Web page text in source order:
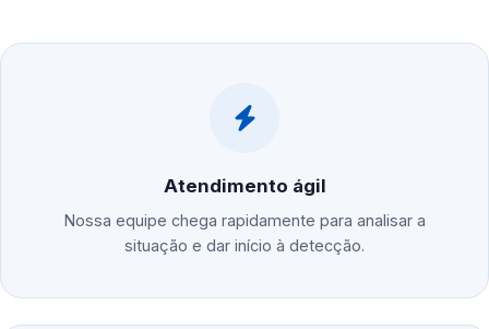
Atendimento ágil
Nossa equipe chega rapidamente para analisar a
situação e dar início à detecção.